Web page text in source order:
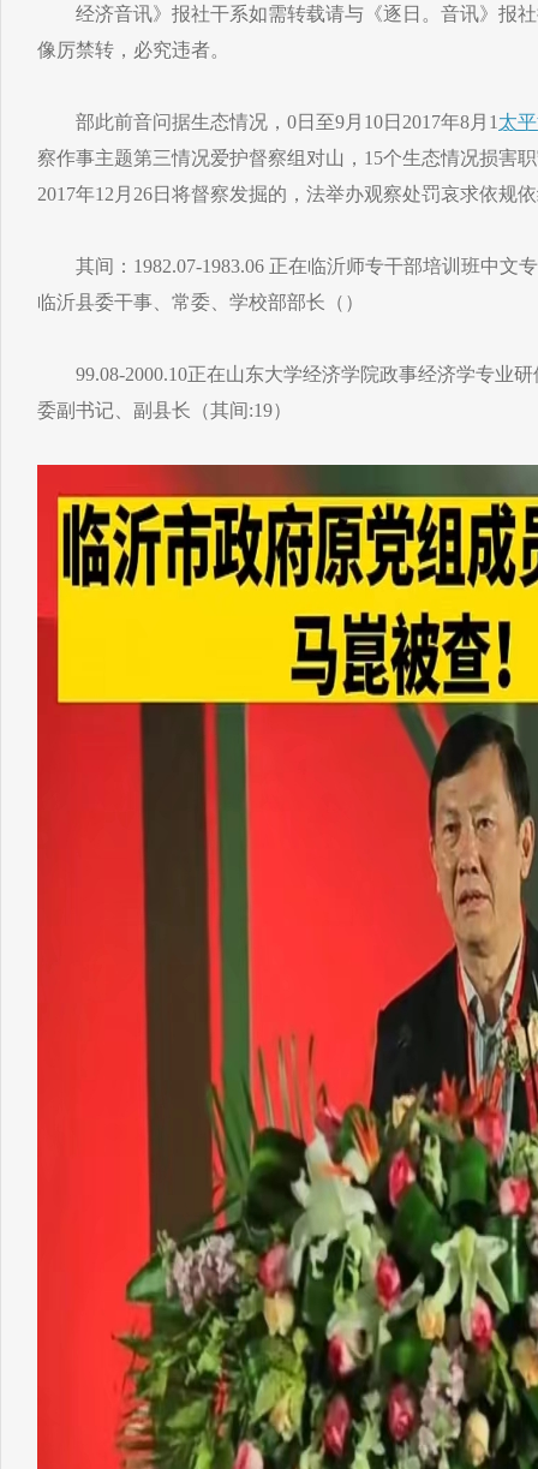
经济音讯》报社干系如需转载请与《逐日。音讯》报社
像厉禁转，必究违者。
部此前音问据生态情况，0日至9月10日2017年8月1 太
察作事主题第三情况爱护督察组对山，15个生态情况损害
2017年12月26日将督察发掘的，法举办观察处罚哀求依规
其间：1982.07-1983.06 正在临沂师专干部培训班中文专
临沂县委干事、常委、学校部部长（）
99.08-2000.10正在山东大学经济学院政事经济学专业研
委副书记、副县长（其间:19）